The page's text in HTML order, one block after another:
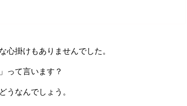
心掛けもありませんでした。
って言います？
うなんでしょう。